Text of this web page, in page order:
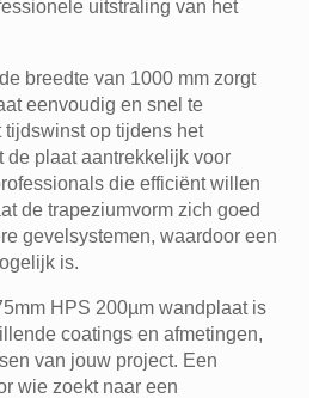
uitstraling van het
breedte van 1000 mm zorgt
eenvoudig en snel te
tijdswinst op tijdens het
de plaat aantrekkelijk voor
die efficiënt willen
de trapeziumvorm zich goed
gevelsystemen, waardoor een
is.
HPS 200µm wandplaat is
coatings en afmetingen,
van jouw project. Een
wie zoekt naar een